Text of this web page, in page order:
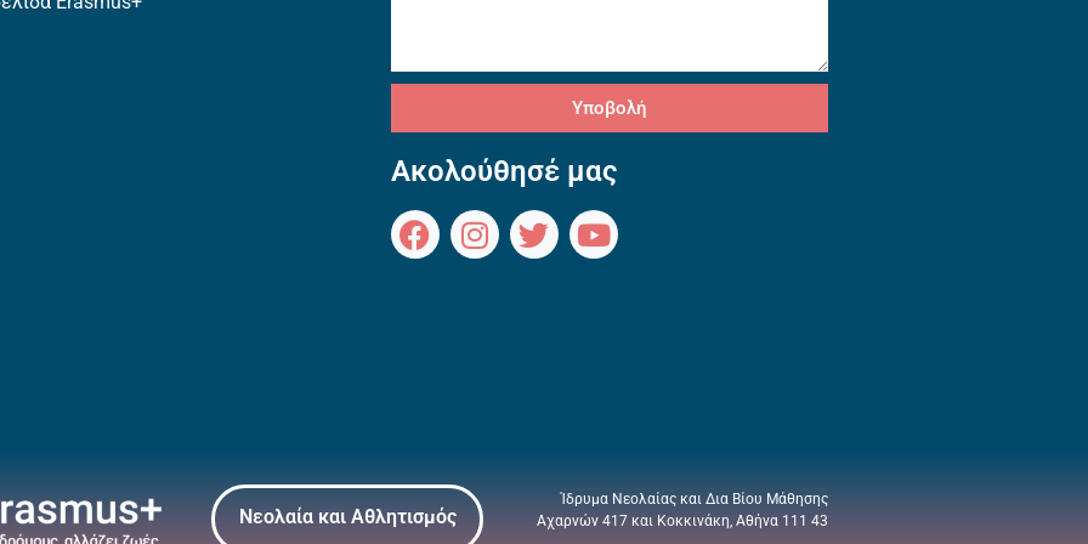
Υποβολή
Ακολούθησέ μας
Νεολαία και Αθλητισμός
Ίδρυμα Νεολαίας και Δια Βίου Μάθησης
Αχαρνών 417 και Κοκκινάκη, Αθήνα 111 43